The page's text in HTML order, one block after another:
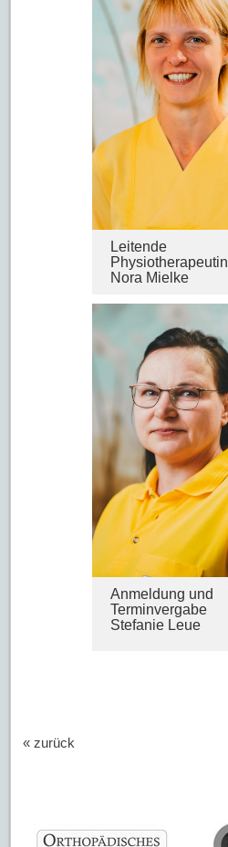
Leitende
Physiotherapeutin
Nora Mielke
Anmeldung und
Terminvergabe
Stefanie Leue
« zurück